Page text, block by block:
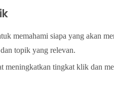
memahami siapa yang akan
topik yang relevan.
meningkatkan tingkat klik dan